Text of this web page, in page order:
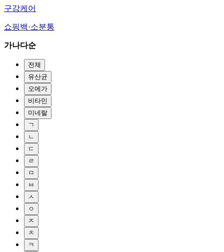
구강케어
쇼핑백·소분통
가나다순
전체
유산균
오메가
비타민
미네랄
ㄱ
ㄴ
ㄷ
ㄹ
ㅁ
ㅂ
ㅅ
ㅇ
ㅈ
ㅊ
ㅋ